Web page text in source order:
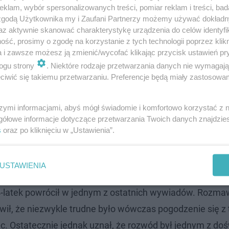
z rodziny o tradycjach aktorskich w kilku
Łaską. Ostatecznie jednak Mateusz Damięcki na
zaczęła pokazywać się razem publicznie w 2008
czar szybko prysł. Po kilku miesiącach media doniosły
Orłów 2011 Damięcki zabrał ze sobą mamę zamiast
od ślubu.
Chce, by syn zapamiętał te święta inaczej
powrócił w jednym z ostatnich wywiadów.
że niezwykle trudne było wówczas pogodzenie się z
Ostatecznie jednak uznał, że rozwód był jednym z
wybór spersonalizowanych treści, pomiar reklam i treści,
Użytkownika my i Zaufani Partnerzy możemy używać
aktywnie skanować charakterystykę urządzenia do celów
prosimy o zgodę na korzystanie z tych technologii poprzez
i zawsze możesz ją zmienić/wycofać klikając przycisk ustawień
strony
. Niektóre rodzaje przetwarzania danych nie
się takiemu przetwarzaniu. Preferencje będą miały
informacjami, abyś mógł świadomie i komfortowo korzystać z
informacje dotyczące przetwarzania Twoich danych
oraz po kliknięciu w „Ustawienia”.
USTAWIENIA